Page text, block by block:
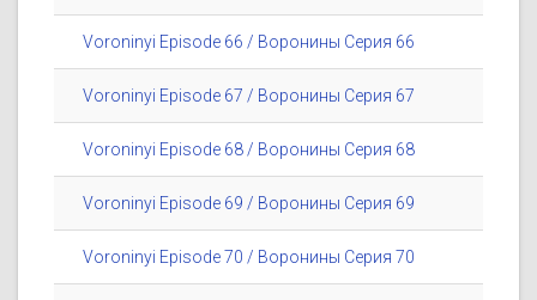
Voroninyi Episode 66 / Воронины Серия 66
Voroninyi Episode 67 / Воронины Серия 67
Voroninyi Episode 68 / Воронины Серия 68
Voroninyi Episode 69 / Воронины Серия 69
Voroninyi Episode 70 / Воронины Серия 70